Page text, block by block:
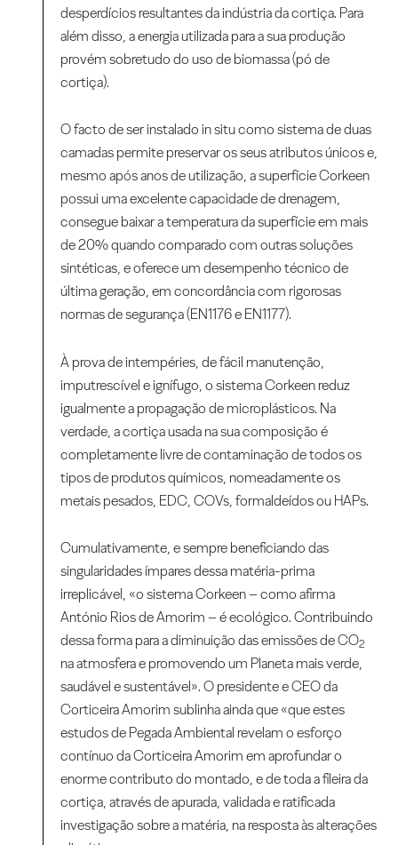
desperdícios resultantes da indústria da cortiça. Para
além disso, a energia utilizada para a sua produção
provém sobretudo do uso de biomassa (pó de
cortiça).
O facto de ser instalado in situ como sistema de duas
camadas permite preservar os seus atributos únicos e,
mesmo após anos de utilização, a superfície Corkeen
possui uma excelente capacidade de drenagem,
consegue baixar a temperatura da superfície em mais
de 20% quando comparado com outras soluções
sintéticas, e oferece um desempenho técnico de
última geração, em concordância com rigorosas
normas de segurança (EN1176 e EN1177).
À prova de intempéries, de fácil manutenção,
imputrescível e ignífugo, o sistema Corkeen reduz
igualmente a propagação de microplásticos. Na
verdade, a cortiça usada na sua composição é
completamente livre de contaminação de todos os
tipos de produtos químicos, nomeadamente os
metais pesados, EDC, COVs, formaldeídos ou HAPs.
Cumulativamente, e sempre beneficiando das
singularidades ímpares dessa matéria-prima
irreplicável, «o sistema Corkeen – como afirma
António Rios de Amorim – é ecológico. Contribuindo
dessa forma para a diminuição das emissões de CO2
na atmosfera e promovendo um Planeta mais verde,
saudável e sustentável». O presidente e CEO da
Corticeira Amorim sublinha ainda que «que estes
estudos de Pegada Ambiental revelam o esforço
contínuo da Corticeira Amorim em aprofundar o
enorme contributo do montado, e de toda a fileira da
cortiça, através de apurada, validada e ratificada
investigação sobre a matéria, na resposta às alterações